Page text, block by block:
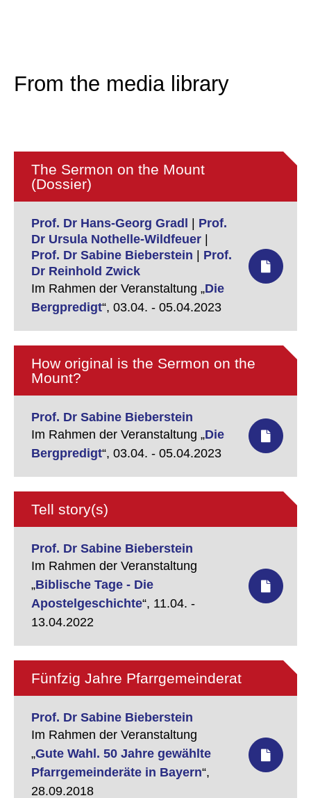
From the media library
The Sermon on the Mount
(Dossier)
Prof. Dr Hans-Georg Gradl | Prof.
Dr Ursula Nothelle-Wildfeuer |
Prof. Dr Sabine Bieberstein | Prof.
Dr Reinhold Zwick
Im Rahmen der Veranstaltung „Die
Bergpredigt“, 03.04. - 05.04.2023
How original is the Sermon on the
Mount?
Prof. Dr Sabine Bieberstein
Im Rahmen der Veranstaltung „Die
Bergpredigt“, 03.04. - 05.04.2023
Tell story(s)
Prof. Dr Sabine Bieberstein
Im Rahmen der Veranstaltung
„Biblische Tage - Die
Apostelgeschichte“, 11.04. -
13.04.2022
Fünfzig Jahre Pfarrgemeinderat
Prof. Dr Sabine Bieberstein
Im Rahmen der Veranstaltung
„Gute Wahl. 50 Jahre gewählte
Pfarrgemeinderäte in Bayern“,
28.09.2018